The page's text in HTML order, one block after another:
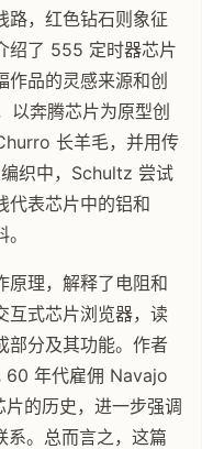
路，红色钻石则象征
绍了 555 定时器芯片
作品的灵感来源和创
以奔腾芯片为原型创
长羊毛，并用传
织中，Schultz 尝试
代表芯片中的铝和
原理，解释了电阻和
互式芯片浏览器，读
部分及其功能。作者
年代雇佣 Navajo
的历史，进一步强调
。总而言之，这篇